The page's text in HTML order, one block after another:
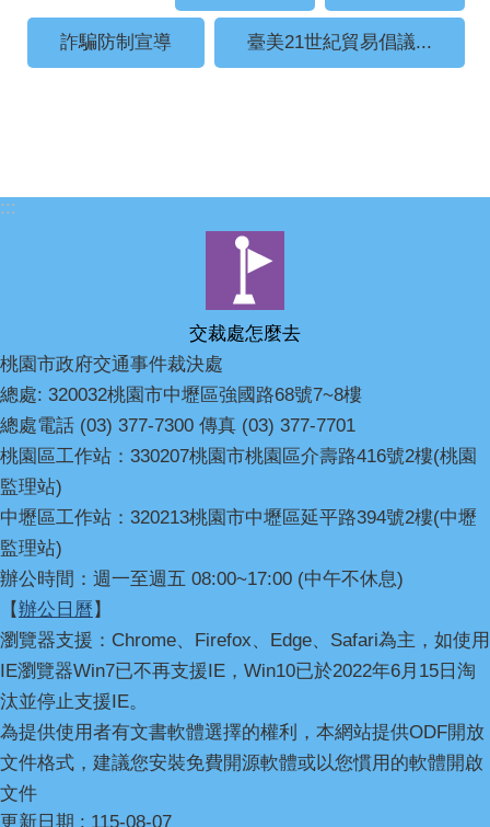
詐騙防制宣導 臺美21世紀貿易倡議...
:::
交裁處怎麼去
桃園市政府交通事件裁決處
總處: 320032桃園市中壢區強國路68號7~8樓
總處電話 (03) 377-7300 傳真 (03) 377-7701
桃園區工作站：330207桃園市桃園區介壽路416號2樓(桃園
監理站)
中壢區工作站：320213桃園市中壢區延平路394號2樓(中壢
監理站)
辦公時間：週一至週五 08:00~17:00 (中午不休息)
【辦公日曆 】
瀏覽器支援：Chrome、Firefox、Edge、Safari為主，如使用
IE瀏覽器Win7已不再支援IE，Win10已於2022年6月15日淘
汰並停止支援IE。
為提供使用者有文書軟體選擇的權利，本網站提供ODF開放
文件格式，建議您安裝免費開源軟體或以您慣用的軟體開啟
文件
更新日期
115-08-07